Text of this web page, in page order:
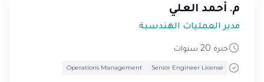
م. أحمد العلي
مدير العمليات الهندسية
خبرة 20 سنوات
Senior Engineer License
Operations Management